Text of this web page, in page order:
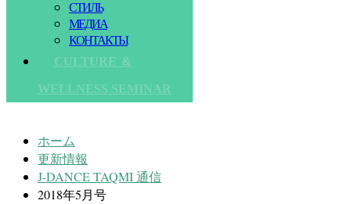
СТИЛЬ
МЕДИА
КОНТАКТЫ
CULTURE ＆
WELLNESS SEMINAR
ホーム
更新情報
J-DANCE TAQMI 通信
2018年5月号